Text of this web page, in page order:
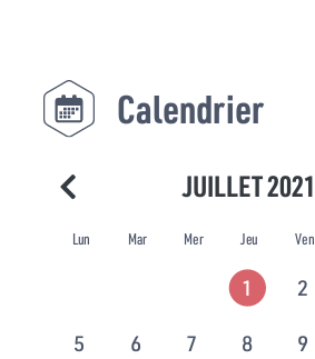
Calendrier
JUILLET 2021
Lun Mar Mer Jeu Ven
1 2
5 6 7 8 9